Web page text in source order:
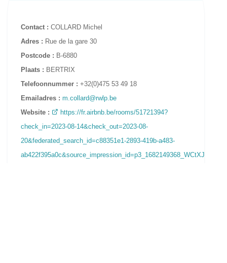
Contact : COLLARD Michel
Adres : Rue de la gare 30
Postcode : B-6880
Plaats : BERTRIX
Telefoonnummer : +32(0)475 53 49 18
Emailadres : m.collard@rwlp.be
Website :
https://fr.airbnb.be/rooms/51721394?
check_in=2023-08-14&check_out=2023-08-
20&federated_search_id=c88351e1-2893-419b-a483-